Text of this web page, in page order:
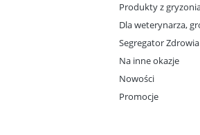
Produkty z
Dla weterynarza,
Segregator
Na inne okazje
Nowości
Promocje